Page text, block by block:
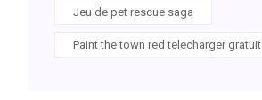
Jeu de pet rescue saga
Paint the town red telecharger gratuit